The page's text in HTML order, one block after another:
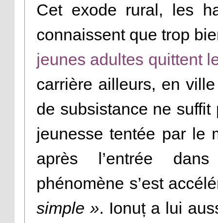
Cet exode rural, les
connaissent que trop
jeunes adultes quittent
carrière ailleurs, en ville
de subsistance ne
jeunesse tentée par le
après l’entrée
phénomène s’est
simple ». Ionuț a lui